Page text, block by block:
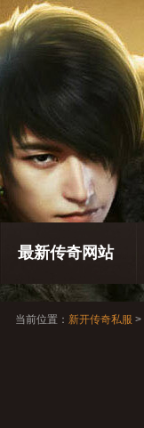
最新传奇网站
当前位置： 新开传奇私服 >